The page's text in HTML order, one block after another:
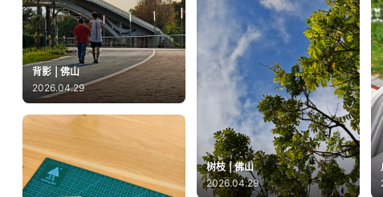
背影 | 佛山
2026.04.29
树枝 | 佛山
2026.04.29